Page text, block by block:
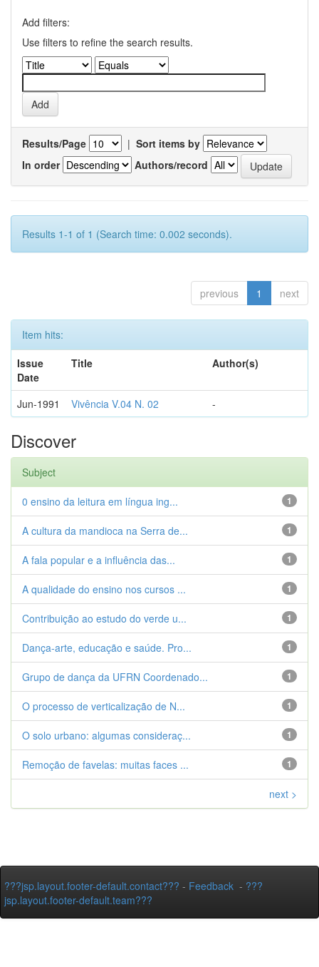
Add filters:
Use filters to refine the search results.
Results/Page | Sort items by
In order
Authors/record
Results 1-1 of 1 (Search time: 0.002 seconds).
previous 1 next
Item hits:
Issue
Date
Title Author(s)
Jun-1991 Vivência V.04 N. 02 -
Discover
Subject
1
0 ensino da leitura em língua ing...
1
A cultura da mandioca na Serra de...
1
A fala popular e a influência das...
1
A qualidade do ensino nos cursos ...
1
Contribuição ao estudo do verde u...
1
Dança-arte, educação e saúde. Pro...
1
Grupo de dança da UFRN Coordenado...
1
O processo de verticalização de N...
1
O solo urbano: algumas consideraç...
1
Remoção de favelas: muitas faces ...
next >
???jsp.layout.footer-default.contact??? - Feedback - ???
jsp.layout.footer-default.team???